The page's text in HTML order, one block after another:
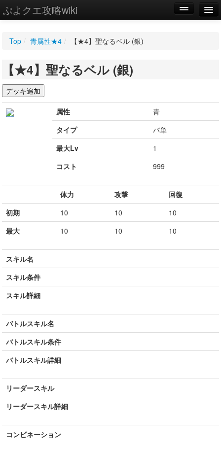
ぷよクエ攻略wiki
WIKI
設定
Top / 青属性★4 / 【★4】聖なるベル (銀)
【★4】聖なるベル (銀)
属性
青
タイプ
バ単
最大Lv
1
コスト
999
体力 攻撃
回復
初期
10 10
10
最大
10 10 10
スキル名
スキル条件
スキル詳細
バトルスキル名
バトルスキル条件
バトルスキル詳細
リーダースキル
リーダースキル詳細
コンビネーション